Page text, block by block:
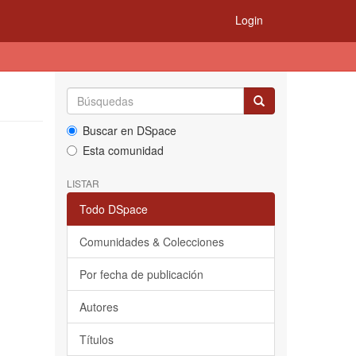
Login
Buscar en DSpace
Esta comunidad
LISTAR
Todo DSpace
Comunidades & Colecciones
Por fecha de publicación
Autores
Títulos